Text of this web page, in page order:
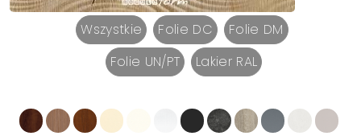
Wszystkie Folie DC
Folie DM
Folie UN/PT
Lakier RAL